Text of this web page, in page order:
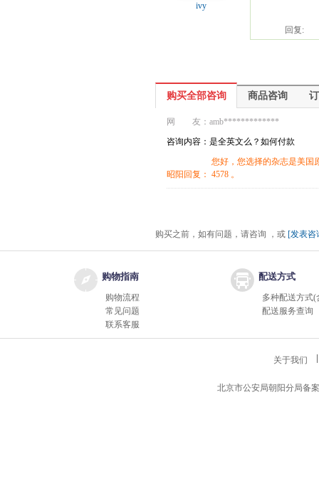
ivy
回复:
购买全部咨询
购买全部咨询 商品咨询
网 友： amb*************
咨询内容：是全英文么？如何付款
昭阳回复：
您好，您选择的杂志是美国
4578 。
购买之前，如有问题，请咨询 ，或 [发表咨
购物指南
购物流程
常见问题
联系客服
配送方式
多种配送方式(
配送服务查询
关于我们
北京市公安局朝阳分局备